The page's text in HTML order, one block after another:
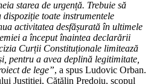
starea de urgență. Trebuie să
toate instrumentele
activitatea desfășurată în ultimele
a început înaintea declarării
Curții Constituționale limitează
pentru a avea deplină legitimitate,
de lege”, a spus Ludovic Orban.
Justiției, Cătălin Predoiu, scopul